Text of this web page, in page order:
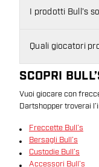
I prodotti Bull’s
Quali giocatori
SCOPRI
Vuoi giocare con
Dartshopper troverai
Freccette Bull’s
Bersagli Bull’s
Custodie Bull’s
Accessori Bull’s